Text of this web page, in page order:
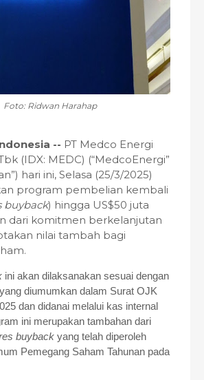
Foto: Ridwan Harahap
-- PT Medco Energi
(IDX: MEDC) (“MedcoEnergi”
hari ini, Selasa (25/3/2025)
program pembelian kembali
buyback) hingga US$50 juta
dari komitmen berkelanjutan
nilai tambah bagi
ini akan dilaksanakan sesuai dengan
diumumkan dalam Surat OJK
dan didanai melalui kas internal
ini merupakan tambahan dari
buyback yang telah diperoleh
Pemegang Saham Tahunan pada